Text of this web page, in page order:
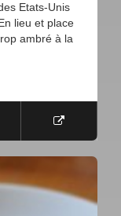
Etats-Unis
lieu et place
ambré à la